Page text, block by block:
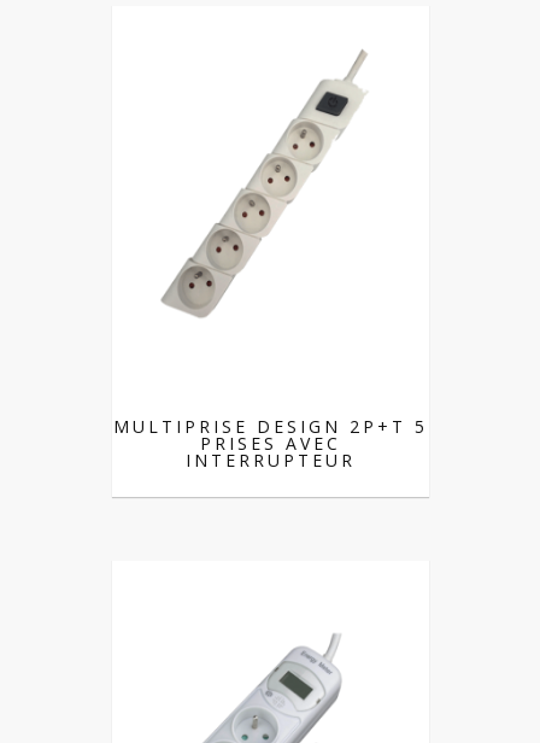
MULTIPRISE DESIGN 2P+T 5
PRISES AVEC
INTERRUPTEUR